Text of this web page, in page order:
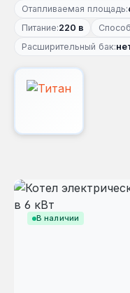
Отапливаемая площадь:
Питание:220 в
Расширительный бак:
В наличии
Пропустить